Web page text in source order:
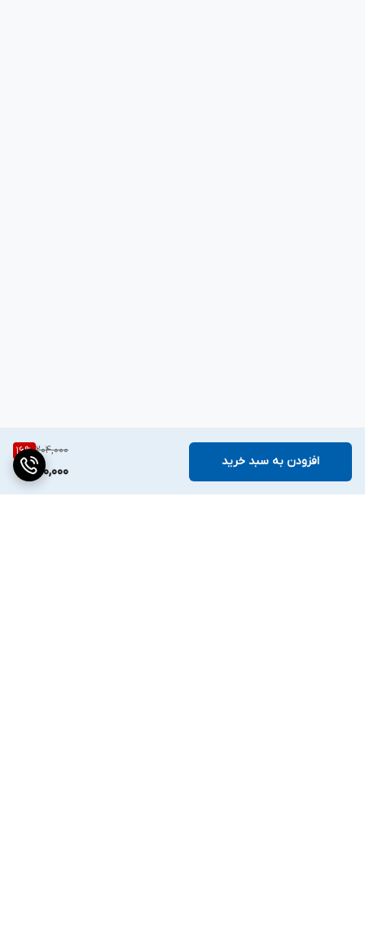
204,000
16%
170,000
افزودن به سبد خرید